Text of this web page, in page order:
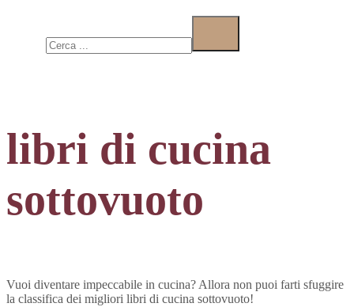
libri di cucina
sottovuoto
Vuoi diventare impeccabile in cucina? Allora non puoi farti sfuggire
la classifica dei migliori libri di cucina sottovuoto!